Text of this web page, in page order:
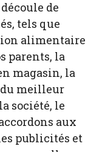
de
tels que
alimentaire
parents, la
magasin, la
du meilleur
société, le
aux
publicités et